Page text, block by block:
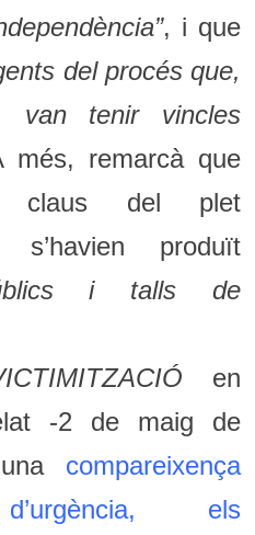
, i que
del procés que,
van tenir vincles
més, remarcà que
claus del plet
s’havien produït
i talls de
en
-2 de maig de
compareixença
els